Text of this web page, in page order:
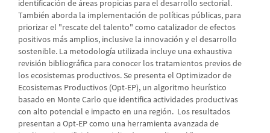
identificación de áreas propicias para el desarrollo sectorial.
También aborda la implementación de políticas públicas, para
priorizar el "rescate del talento" como catalizador de efectos
positivos más amplios, inclusive la innovación y el desarrollo
sostenible. La metodología utilizada incluye una exhaustiva
revisión bibliográfica para conocer los tratamientos previos de
los ecosistemas productivos. Se presenta el Optimizador de
Ecosistemas Productivos (Opt-EP), un algoritmo heurístico
basado en Monte Carlo que identifica actividades productivas
con alto potencial e impacto en una región. Los resultados
presentan a Opt-EP como una herramienta avanzada de